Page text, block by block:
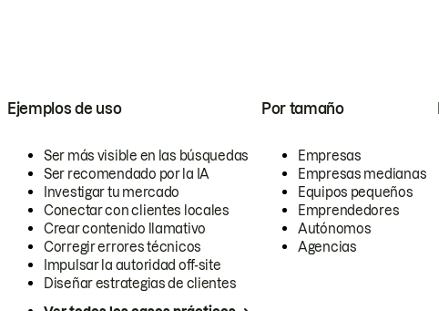
Ejemplos de uso
Ser más visible en las búsquedas
Ser recomendado por la IA
Investigar tu mercado
Conectar con clientes locales
Crear contenido llamativo
Corregir errores técnicos
Impulsar la autoridad off-site
Diseñar estrategias de clientes
Por tamaño
Empresas
Empresas medianas
Equipos pequeños
Emprendedores
Autónomos
Agencias